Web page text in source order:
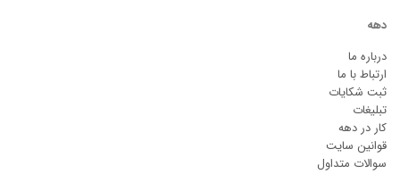
دهه
درباره ما
ارتباط با ما
ثبت شکایات
تبلیغات
کار در دهه
قوانین سایت
سوالات متداول